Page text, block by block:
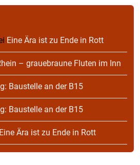
Eine Ära ist zu Ende in Rott
– grauebraune Fluten im Inn
Baustelle an der B15
Baustelle an der B15
Eine Ära ist zu Ende in Rott